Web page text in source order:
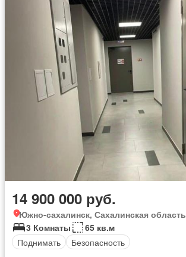
14 900 000 руб.
Южно-сахалинск, Сахалинская область
3 Комнаты
65 кв.м
Поднимать
Безопасность